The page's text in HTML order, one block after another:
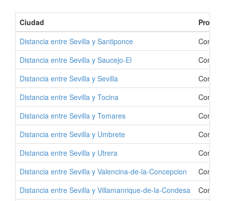
Ciudad
Distancia entre Sevilla y Santiponce
Como
Distancia entre Sevilla y Saucejo-El
Como
Distancia entre Sevilla y Sevilla
Como
Distancia entre Sevilla y Tocina
Como
Distancia entre Sevilla y Tomares
Como
Distancia entre Sevilla y Umbrete
Como
Distancia entre Sevilla y Utrera
Como
Distancia entre Sevilla y Valencina-de-la-Concepcion
Como
Distancia entre Sevilla y Villamanrique-de-la-Condesa
Como